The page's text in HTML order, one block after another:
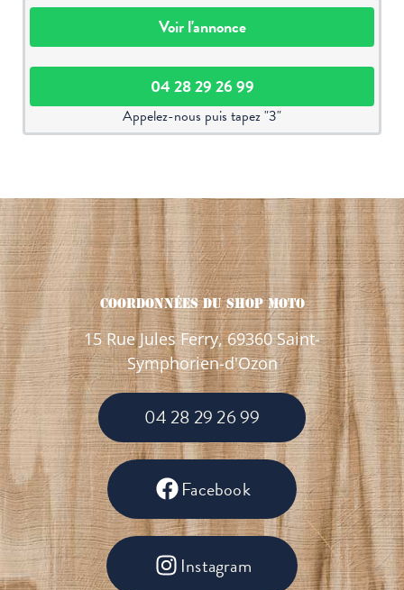
Voir l'annonce
04 28 29 26 99
Appelez-nous puis tapez "3"
Coordonnées Du Shop Moto
15 Rue Jules Ferry, 69360 Saint-
Symphorien-d'Ozon
04 28 29 26 99
Facebook
Instagram